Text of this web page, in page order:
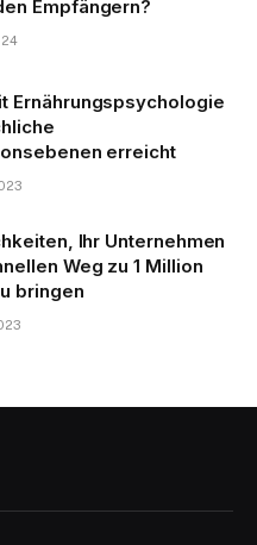
Empfängern?
Ernährungspsychologie
erreicht
Ihr Unternehmen
Weg zu 1 Million
bringen